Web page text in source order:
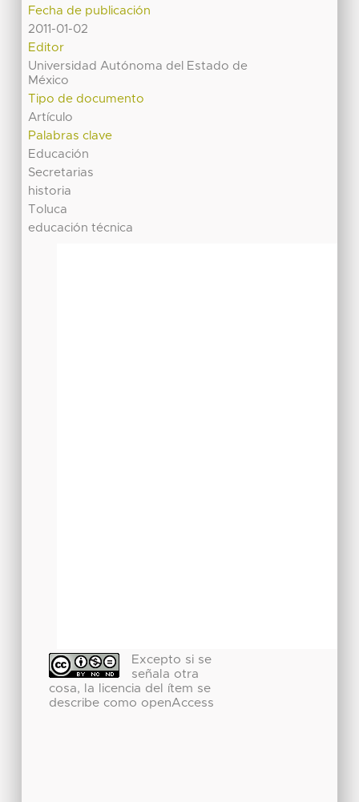
Fecha de publicación
2011-01-02
Editor
Universidad Autónoma del Estado de
México
Tipo de documento
Artículo
Palabras clave
Educación
Secretarias
historia
Toluca
educación técnica
Excepto si se
señala otra
cosa, la licencia del ítem se
describe como openAccess